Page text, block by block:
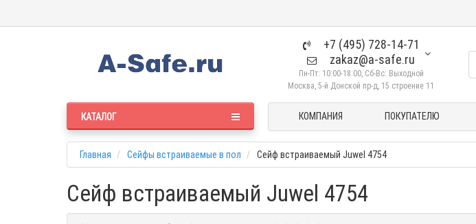
+7 (495) 728-14-71
zakaz@a-safe.ru
Пн-Пт: 10:00-18:00, Сб-Вс: Выходной
Москва, 5-й Донской пр-д, 15 строение 11
КАТАЛОГ КОМПАНИЯ ПОКУПАТЕЛЮ
Главная Сейфы встраиваемые в пол Сейф встраиваемый Juwel 4754
Сейф встраиваемый Juwel 4754